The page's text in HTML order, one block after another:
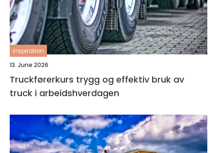
inspiration
13. June 2026
Truckførerkurs trygg og effektiv bruk av
truck i arbeidshverdagen